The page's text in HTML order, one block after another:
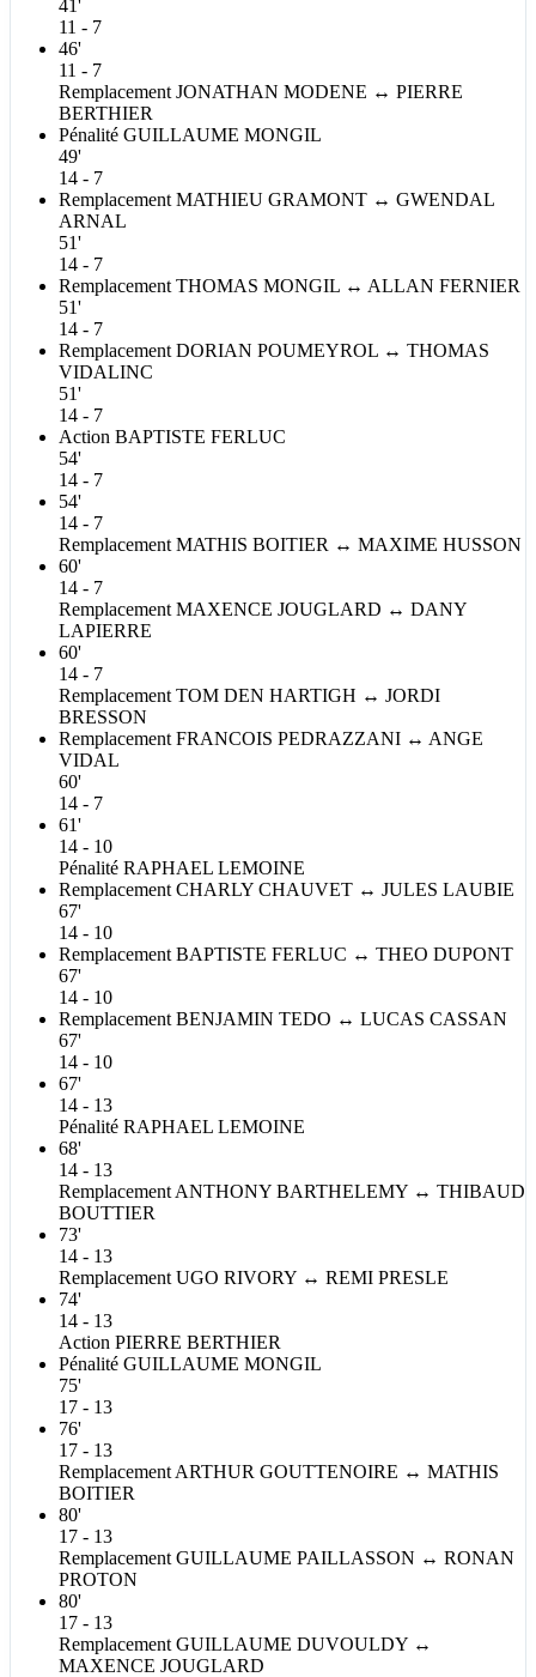
41'
11 - 7
46'
11 - 7
Remplacement JONATHAN MODENE ↔ PIERRE
BERTHIER
Pénalité GUILLAUME MONGIL
49'
14 - 7
Remplacement MATHIEU GRAMONT ↔ GWENDAL
ARNAL
51'
14 - 7
Remplacement THOMAS MONGIL ↔ ALLAN FERNIER
51'
14 - 7
Remplacement DORIAN POUMEYROL ↔ THOMAS
VIDALINC
51'
14 - 7
Action BAPTISTE FERLUC
54'
14 - 7
54'
14 - 7
Remplacement MATHIS BOITIER ↔ MAXIME HUSSON
60'
14 - 7
Remplacement MAXENCE JOUGLARD ↔ DANY
LAPIERRE
60'
14 - 7
Remplacement TOM DEN HARTIGH ↔ JORDI
BRESSON
Remplacement FRANCOIS PEDRAZZANI ↔ ANGE
VIDAL
60'
14 - 7
61'
14 - 10
Pénalité RAPHAEL LEMOINE
Remplacement CHARLY CHAUVET ↔ JULES LAUBIE
67'
14 - 10
Remplacement BAPTISTE FERLUC ↔ THEO DUPONT
67'
14 - 10
Remplacement BENJAMIN TEDO ↔ LUCAS CASSAN
67'
14 - 10
67'
14 - 13
Pénalité RAPHAEL LEMOINE
68'
14 - 13
Remplacement ANTHONY BARTHELEMY ↔ THIBAUD
BOUTTIER
73'
14 - 13
Remplacement UGO RIVORY ↔ REMI PRESLE
74'
14 - 13
Action PIERRE BERTHIER
Pénalité GUILLAUME MONGIL
75'
17 - 13
76'
17 - 13
Remplacement ARTHUR GOUTTENOIRE ↔ MATHIS
BOITIER
80'
17 - 13
Remplacement GUILLAUME PAILLASSON ↔ RONAN
PROTON
80'
17 - 13
Remplacement GUILLAUME DUVOULDY ↔
MAXENCE JOUGLARD